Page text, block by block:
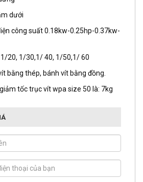
dưới
công suất 0.18kw-0.25hp-0.37kw-
20, 1/30,1/ 40, 1/50,1/ 60
bằng thép, bánh vít bằng đồng.
tốc trục vít wpa size 50 là: 7kg